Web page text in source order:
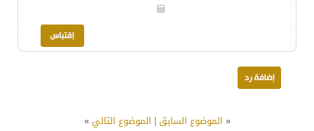
« الموضوع السابق| الموضوع التالي»